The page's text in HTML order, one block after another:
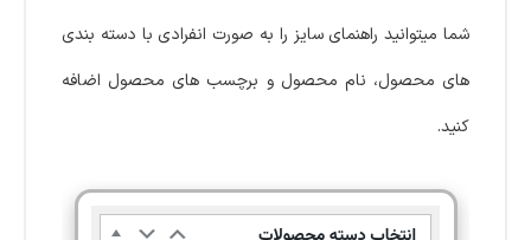
شما میتوانید راهنمای سایز را به صورت انفرادی با دسته بندی
های محصول، نام محصول و برچسب های محصول اضافه
کنید.